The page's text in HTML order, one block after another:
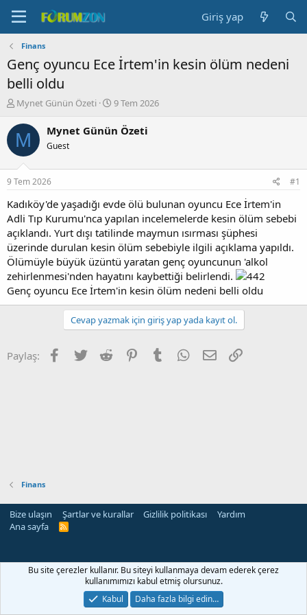
Giriş yap
Finans
Genç oyuncu Ece İrtem'in kesin ölüm nedeni
belli oldu
K
n
b
u
u
b
a
ş
l
a
t
a
n
Mynet Günün Özeti
B
ş
ç
a
r
i
h
i
9 Tem 2026
M Mynet Günün Özeti
Guest
9 Tem 2026 #1
Kadıköy'de yaşadığı evde ölü bulunan oyuncu Ece İrtem'in
Adli Tıp Kurumu'nca yapılan incelemelerde kesin ölüm sebebi
açıklandı. Yurt dışı tatilinde maymun ısırması şüphesi
üzerinde durulan kesin ölüm sebebiyle ilgili açıklama yapıldı.
Ölümüyle büyük üzüntü yaratan genç oyuncunun 'alkol
zehirlenmesi'nden hayatını kaybettiği belirlendi.
Genç oyuncu Ece İrtem'in kesin ölüm nedeni belli oldu
Cevap yazmak için giriş yap yada kayıt ol.
Paylaş: Facebook
Twitter Reddit PinterestTumblr WhatsApp
E-posta
Finans
Bize ulaşın Şartlar ve kurallar Gizlilik politikası
Yardım
Ana sayfa
R
Bu site çerezler kullanır. Bu siteyi kullanmaya devam ederek çerez
kullanımımızı kabul etmiş olursunuz.
Kabul
Daha fazla bilgi edin…